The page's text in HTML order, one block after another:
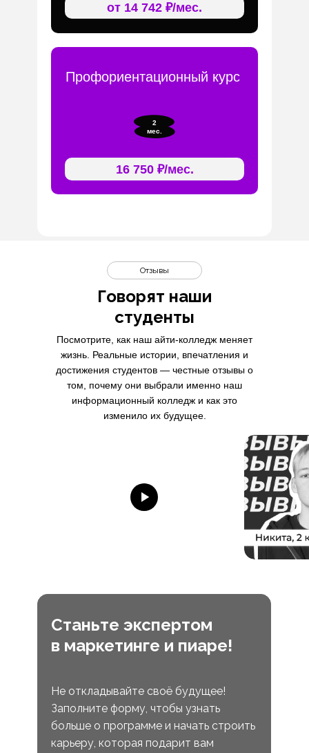
от 14 742 ₽/мес.
2
мес.
Профориентационный курс
16 750 ₽/мес.
Говорят наши
студенты
Отзывы
Посмотрите, как наш айти-колледж меняет
жизнь. Реальные истории, впечатления и
достижения студентов — честные отзывы о
том, почему они выбрали именно наш
информационный колледж и как это
изменило их будущее.
Станьте экспертом
в маркетинге и пиаре!
Не откладывайте своё будущее!
Заполните форму, чтобы узнать
больше о программе и начать строить
карьеру, которая подарит вам